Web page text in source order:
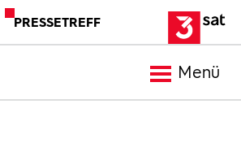
PRESSETREFF
Menü